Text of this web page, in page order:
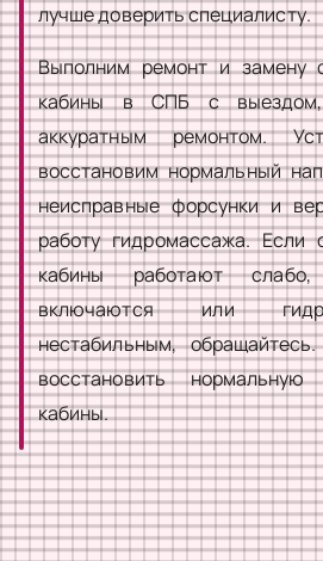
лучше доверить специалисту.
Выполним ремонт и замену
кабины в СПБ с выездом,
аккуратным ремонтом.
восстановим нормальный
неисправные форсунки и
работу гидромассажа. Если
кабины работают
включаются или
нестабильным,
восстановить
кабины.